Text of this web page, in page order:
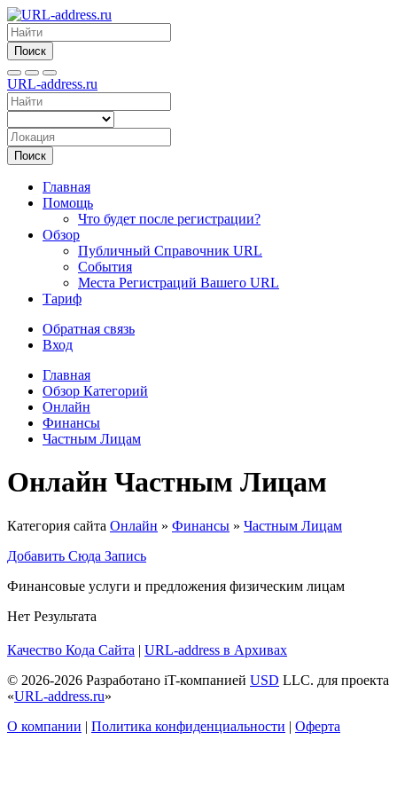
Поиск
URL-address.ru
Поиск
Главная
Помощь
Что будет после регистрации?
Обзор
Публичный Справочник URL
События
Места Регистраций Вашего URL
Тариф
Обратная связь
Вход
Главная
Обзор Категорий
Онлайн
Финансы
Частным Лицам
Онлайн Частным Лицам
Категория сайта Онлайн » Финансы » Частным Лицам
Добавить Сюда Запись
Финансовые услуги и предложения физическим лицам
Нет Результата
Качество Кода Сайта | URL-address в Архивах
© 2026-2026 Разработано iT-компанией USD LLC. для проекта
«URL-address.ru»
О компании | Политика конфиденциальности | Оферта